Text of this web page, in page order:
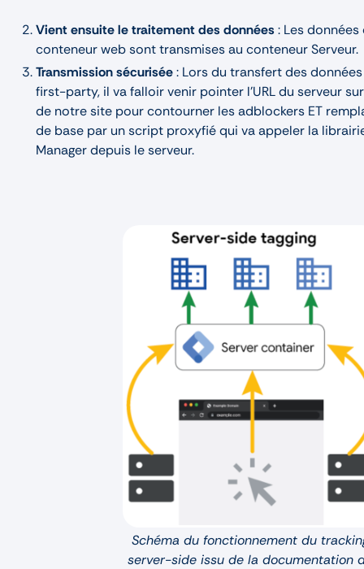
Vient ensuite le traitement des données : Les
conteneur web sont transmises au conteneur Serveur.
Transmission sécurisée: Lors du transfert des
first-party, il va falloir venir pointer l’URL du serveur
de notre site pour contourner les adblockers ET
de base par un script proxyfié qui va appeler la
Manager depuis le serveur.
Schéma du fonctionnement du
server-side issu de la documentation